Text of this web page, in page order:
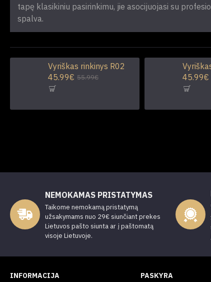
tapę klasikiniu pasirinkimu, jie asocijuojasi su
spalva.
Vyriškas rinkinys R02
45.99€ 55.99€
45.99€
NEMOKAMAS PRISTATYMAS
Taikome nemokamą pristatymą
užsakymams nuo 29€ siunčiant prekes
Lietuvos pašto siunta ar į paštomatą
visoje Lietuvoje.
INFORMACIJA PASKYRA